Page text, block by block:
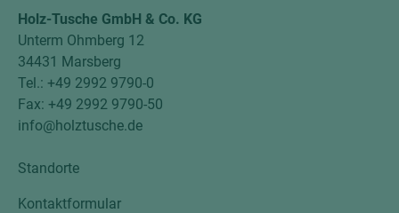
Holz-Tusche GmbH & Co. KG
Unterm Ohmberg 12
34431 Marsberg
Tel.: +49 2992 9790-0
Fax: +49 2992 9790-50
info@holztusche.de
Standorte
Kontaktformular